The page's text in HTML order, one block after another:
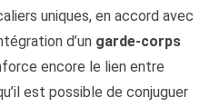
uniques, en accord avec
d’un garde-corps
encore le lien entre
est possible de conjuguer